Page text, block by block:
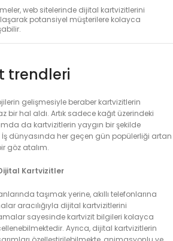
web sitelerinde dijital kartvizitlerini
potansiyel müşterilere kolayca
trendleri
gelişmesiyle beraber kartvizitlerin
bir hal aldı. Artık sadece kağıt üzerindeki
da kartvizitlerin yaygın bir şekilde
İş dünyasında her geçen gün popülerliği artan
göz atalım.
Kartvizitler
taşımak yerine, akıllı telefonlarına
aracılığıyla dijital kartvizitlerini
sayesinde kartvizit bilgileri kolayca
Ayrıca, dijital kartvizitlerin